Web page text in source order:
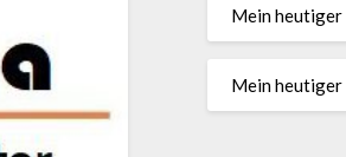
Mein heutiger
Mein heutiger